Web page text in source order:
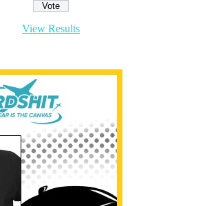
View Results